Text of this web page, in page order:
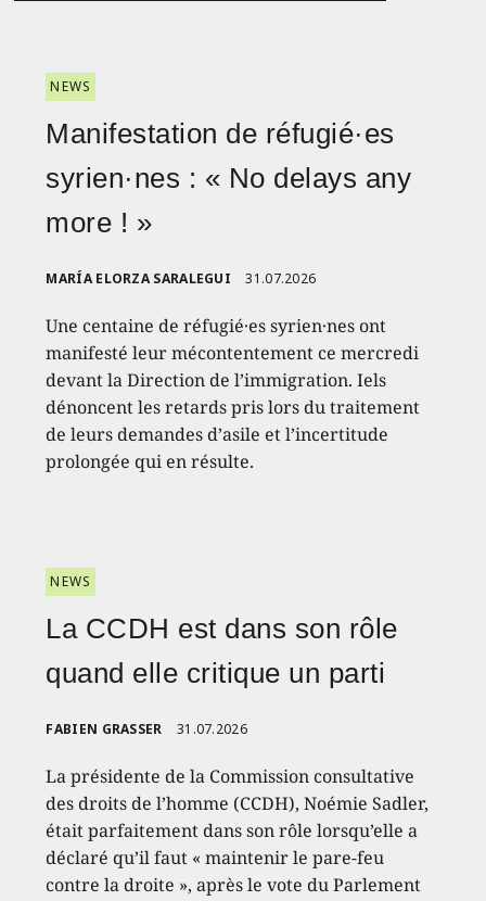
NEWS
Manifestation de réfugié·es
syrien·nes : « No delays any
more ! »
MARÍA ELORZA SARALEGUI 31.07.2026
Une centaine de réfugié·es syrien·nes ont
manifesté leur mécontentement ce mercredi
devant la Direction de l’immigration. Iels
dénoncent les retards pris lors du traitement
de leurs demandes d’asile et l’incertitude
prolongée qui en résulte.
NEWS
La CCDH est dans son rôle
quand elle critique un parti
FABIEN GRASSER 31.07.2026
La présidente de la Commission consultative
des droits de l’homme (CCDH), Noémie Sadler,
était parfaitement dans son rôle lorsqu’elle a
déclaré qu’il faut « maintenir le pare-feu
contre la droite », après le vote du Parlement